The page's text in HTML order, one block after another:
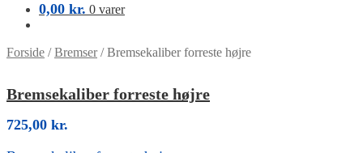
0,00 kr. 0 varer
Forside /Bremser/Bremsekaliber forreste højre
Bremsekaliber forreste højre
725,00 kr.